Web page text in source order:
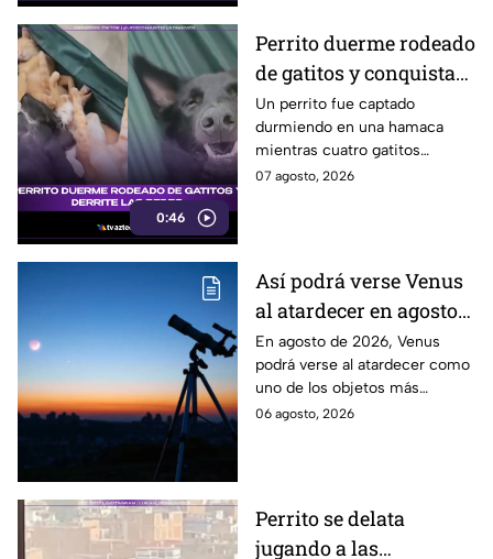
0:46
Perrito duerme rodeado
de gatitos y conquista
las redes
Un perrito fue captado
durmiendo en una hamaca
mientras cuatro gatitos
descansaban abrazados y
07 agosto, 2026
Así podrá verse Venus
al atardecer en agosto
este 2026: ¿Cuándo y
dónde observarlo
desde Puebla?
En agosto de 2026, Venus
podrá verse al atardecer como
uno de los objetos más
brillantes del cielo. Conoce la
06 agosto, 2026
Perrito se delata
jugando a las